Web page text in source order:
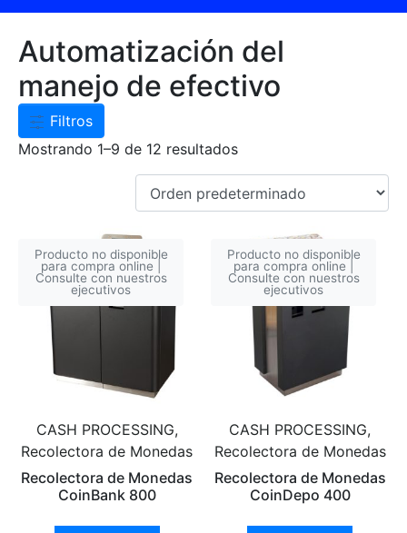
Automatización del
manejo de efectivo
Filtros
Mostrando 1–9 de 12 resultados
Producto no disponible
para compra online |
Consulte con nuestros
ejecutivos
CASH PROCESSING,
Recolectora de Monedas
Recolectora de Monedas
CoinBank 800
Producto no disponible
para compra online |
Consulte con nuestros
ejecutivos
CASH PROCESSING,
Recolectora de Monedas
Recolectora de Monedas
CoinDepo 400